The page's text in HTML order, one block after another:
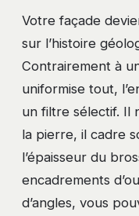
Votre façade
sur l’histoire
Contrairement à
uniformise tout,
un filtre sélectif. Il
la pierre, il cadre
l’épaisseur du
encadrements
d’angles, vous